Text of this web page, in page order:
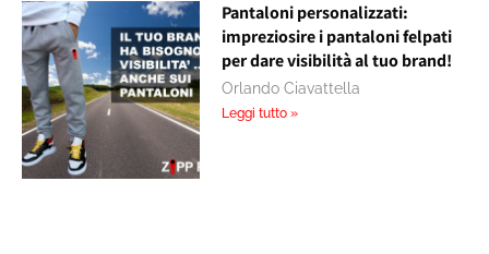
Pantaloni personalizzati:
impreziosire i pantaloni felpati
per dare visibilità al tuo brand!
Orlando Ciavattella
Leggi tutto »